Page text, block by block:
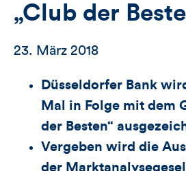
„Club der
23. März 2018
Düsseldorfer Bank
Mal in Folge mit dem
der Besten“
Vergeben wird die
der